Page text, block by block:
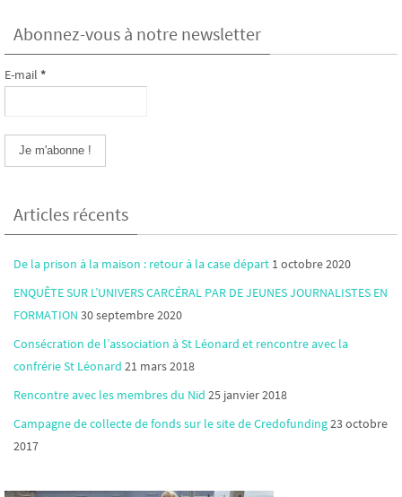
Abonnez-vous à notre newsletter
E-mail *
Articles récents
De la prison à la maison : retour à la case départ 1 octobre 2020
ENQUÊTE SUR L’UNIVERS CARCÉRAL PAR DE JEUNES JOURNALISTES EN
FORMATION 30 septembre 2020
Consécration de l’association à St Léonard et rencontre avec la
confrérie St Léonard 21 mars 2018
Rencontre avec les membres du Nid 25 janvier 2018
Campagne de collecte de fonds sur le site de Credofunding23 octobre
2017